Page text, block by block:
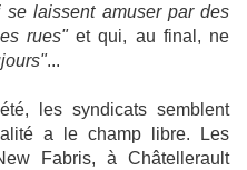
se laissent amuser par des
rues"et qui, au final, ne
...
les syndicats semblent
a le champ libre. Les
Fabris, à Châtellerault